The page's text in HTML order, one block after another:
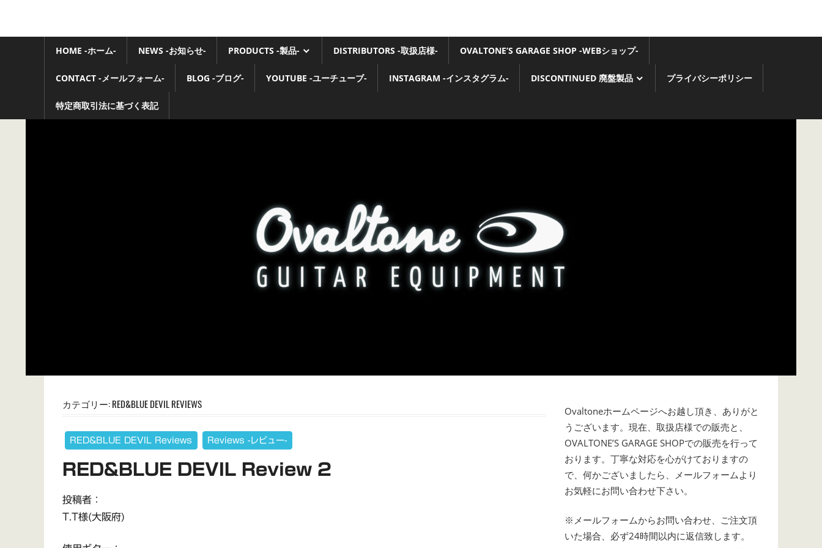
テ
キ
Ovaltone
handmade
effect
HOME -ホーム- NEWS -お知らせ- PRODUCTS -製品- DISTRIBUTORS -取扱店様- OVALTONE’S GARAGE SHOP -WEBショップ-
CONTACT -メールフォーム- BLOG -ブログ- YOUTUBE -ユーチューブ- INSTAGRAM -インスタグラム- DISCONTINUED 廃盤製品 プライバシーポリシー
特定商取引法に基づく表記
カテゴリー:RED&BLUE DEVIL REVIEWS
RED&BLUE DEVIL Reviews Reviews -レビュー-
RED&BLUE DEVIL Review 2
投稿者：
T.T様(大阪府)
Ovaltoneホームページへお越し頂き、ありがと
うございます。現在、取扱店様での販売と、
OVALTONE’S GARAGE SHOPでの販売を行って
おります。丁寧な対応を心がけておりますの
で、何かございましたら、メールフォームより
お気軽にお問い合わせ下さい。
※メールフォームからお問い合わせ、ご注文頂
いた場合、必ず24時間以内に返信致します。